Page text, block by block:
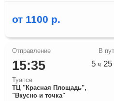
от 1100 р.
15:35
Туапсе
ТЦ "Красная Площадь",
"Вкусно и точка"
5 ч 25